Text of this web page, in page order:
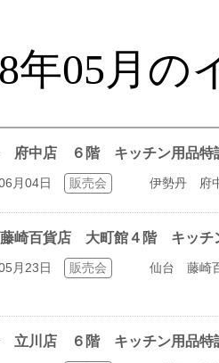
年05月の
府中店 ６階 キッチン用品特
月04日 販売会 伊勢丹 府
崎百貨店 大町館４階 キッチ
月23日 販売会
仙台 藤崎
立川店 ６階 キッチン用品特